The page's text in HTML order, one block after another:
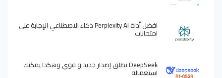
افضل أداة Perplexity AI ذكاء الاصطناعي الإجابة على
امتحانات
DeepSeek تطلق إصدار جديد و قوي وهكذا يمكنك
استعماله